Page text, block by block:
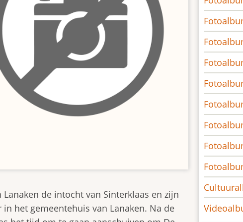
de intocht van Sinterklaas en zijn
het gemeentehuis van Lanaken. Na de